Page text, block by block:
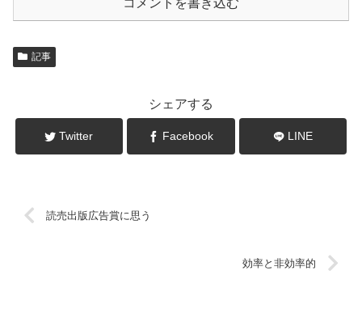
コメントを書き込む
記事
シェアする
Twitter Facebook LINE
読売出版広告賞に思う
効率と非効率的